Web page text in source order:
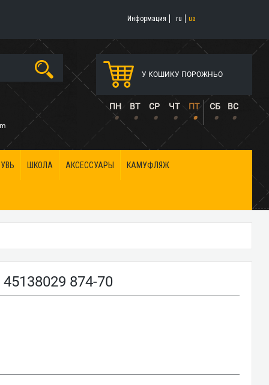
Информация ru ua
У КОШИКУ ПОРОЖНЬО
ПН ВТ СР ЧТ ПТ СБ ВС
• • • • • • •
ШКОЛА АКСЕССУАРЫ КАМУФЛЯЖ
874-70